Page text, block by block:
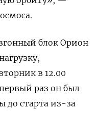
блок Орион
в 12.00
раз он был
до старта из-за